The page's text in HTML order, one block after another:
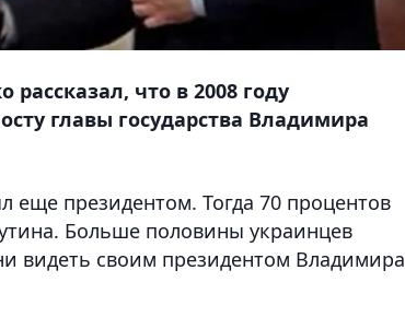
что в 2008 году
главы государства Владимира
еще президентом. Тогда 70 процентов
Больше половины украинцев
видеть своим президентом Владимира